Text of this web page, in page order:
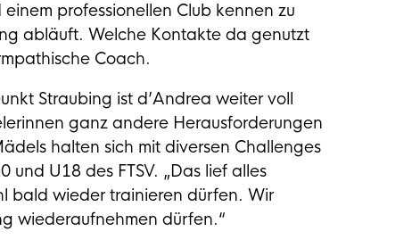
professionellen Club kennen zu
abläuft. Welche Kontakte da genutzt
Coach.
Straubing ist d’Andrea weiter voll
ganz andere Herausforderungen
halten sich mit diversen Challenges
U18 des FTSV. „Das lief alles
bald wieder trainieren dürfen. Wir
wiederaufnehmen dürfen.“